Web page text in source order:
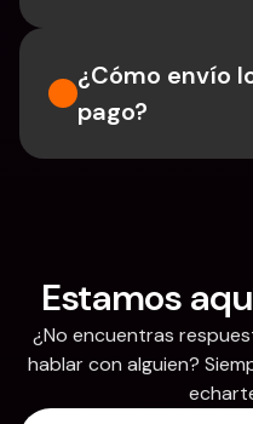
¿Cómo envío
pago?
Estamos
¿No encuentras
hablar con alguien?